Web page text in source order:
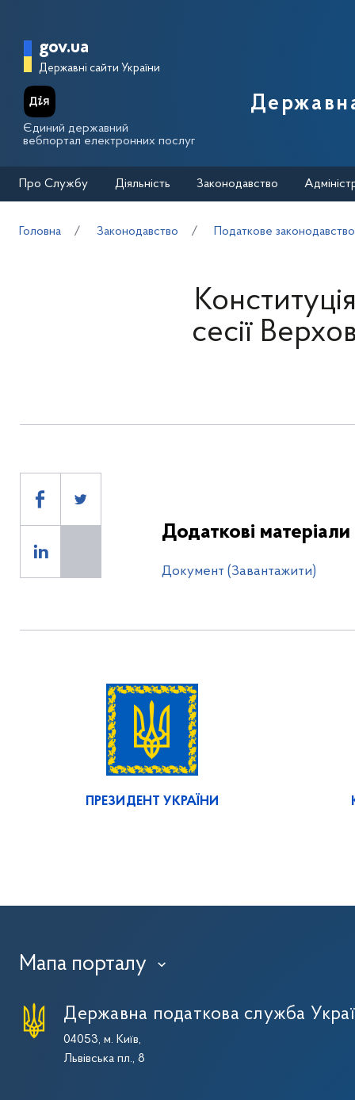
Головна сторінка Державної
gov.ua
Державні сайти України
Єдиний державний
вебпортал електронних послуг
Про Службу Діяльність Законодавство
Головна Законодавство Податкове законодавство
сесії
Додаткові матеріали
Документ (Завантажити)
ПРЕЗИДЕНТ УКРАЇНИ
Мапа порталу ›
Державна податкова служба
04053, м. Київ,
Львівська пл., 8